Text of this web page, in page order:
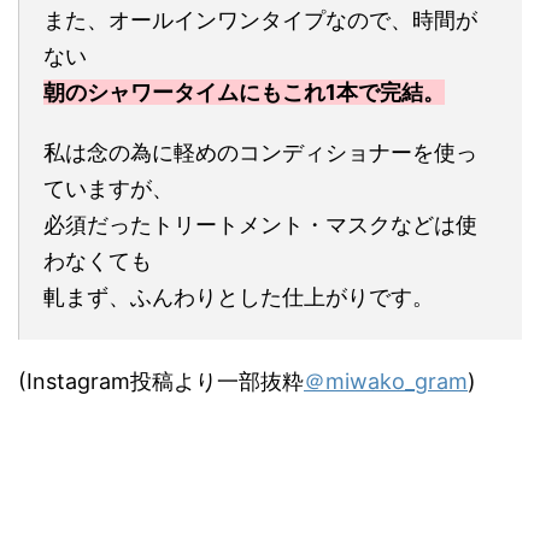
また、オールインワンタイプなので、時間が
ない
朝のシャワータイムにもこれ1本で完結。
私は念の為に軽めのコンディショナーを使っ
ていますが、
必須だったトリートメント・マスクなどは使
わなくても
軋まず、ふんわりとした仕上がりです。
(Instagram投稿より一部抜粋＠miwako_gram)